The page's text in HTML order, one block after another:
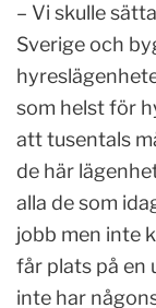
– Vi skulle
Sverige och
som helst för
att tusentals
de här
alla de som
jobb men inte
får plats på en
inte har